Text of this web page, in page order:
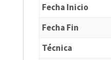
Fecha Inicio
Fecha Fin
Técnica